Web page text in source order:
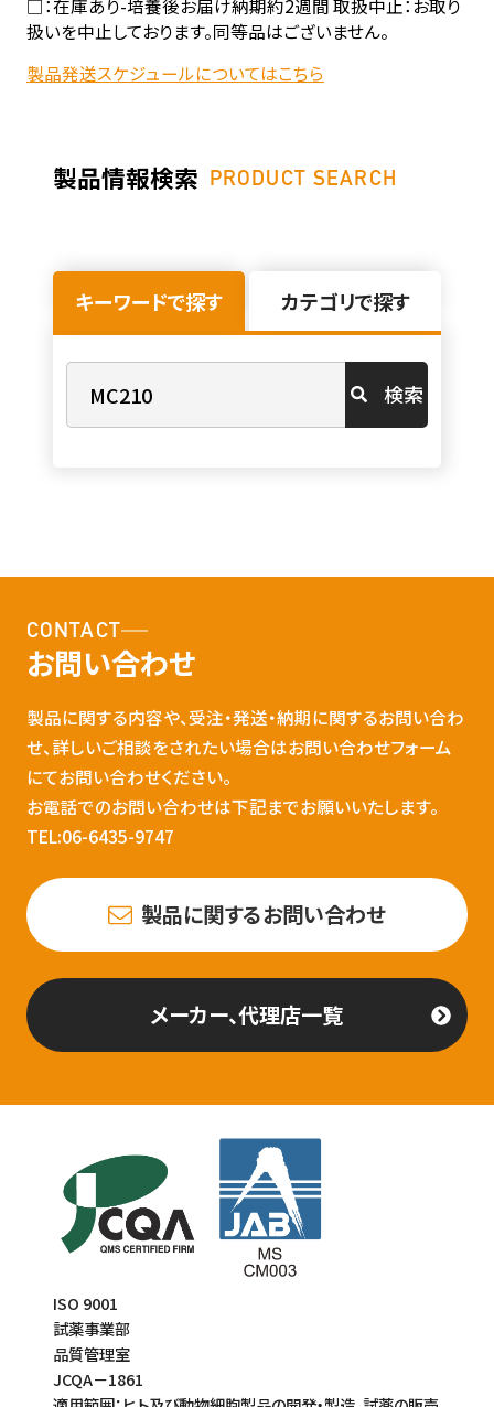
□：在庫あり-培養後お届け納期約2週間 取扱中止：お取り
扱いを中止しております。同等品はございません。
製品発送スケジュールについてはこちら
製品情報検索 PRODUCT SEARCH
キーワードで探す カテゴリで探す
検索
CONTACT
お問い合わせ
製品に関する内容や、受注・発送・納期に関するお問い合わ
せ、詳しいご相談をされたい場合はお問い合わせフォーム
にてお問い合わせください。
お電話でのお問い合わせは下記までお願いいたします。
TEL:06-6435-9747
製品に関するお問い合わせ
メーカー、代理店一覧
ISO 9001
試薬事業部
品質管理室
JCQA－1861